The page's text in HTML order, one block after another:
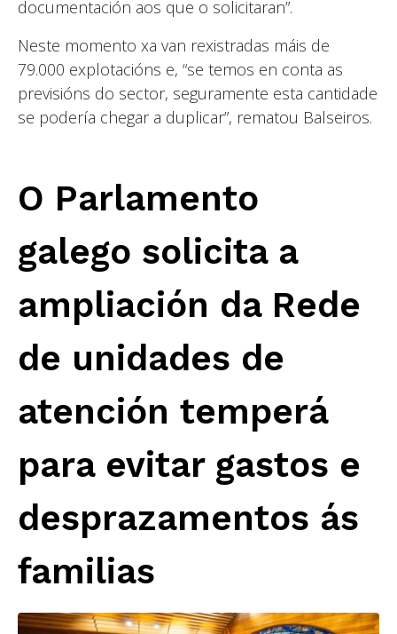
documentación aos que o solicitaran”.
Neste momento xa van rexistradas máis de
79.000 explotacións e, “se temos en conta as
previsións do sector, seguramente esta cantidade
se podería chegar a duplicar”, rematou Balseiros.
O Parlamento
galego solicita a
ampliación da Rede
de unidades de
atención temperá
para evitar gastos e
desprazamentos ás
familias